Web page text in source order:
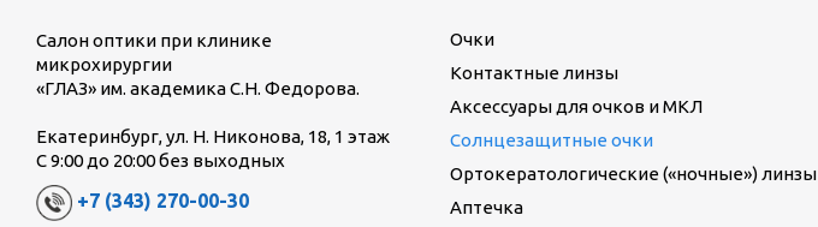
Салон оптики при клинике
микрохирургии
«ГЛАЗ» им. академика С.Н. Федорова.
Екатеринбург, ул. Н. Никонова, 18, 1 этаж
С 9:00 до 20:00 без выходных
+7 (343) 270-00-30
Очки
Контактные линзы
Аксессуары для очков и МКЛ
Солнцезащитные очки
Ортокератологические («ночные») линзы
Аптечка